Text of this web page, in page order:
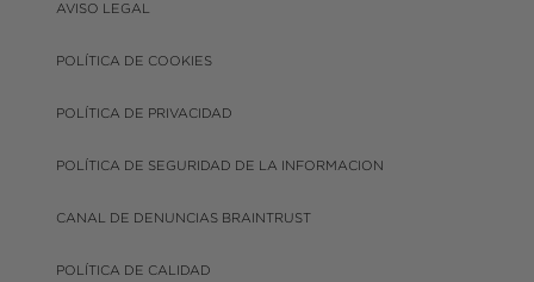
AVISO LEGAL
POLÍTICA DE COOKIES
POLÍTICA DE PRIVACIDAD
POLÍTICA DE SEGURIDAD DE LA INFORMACION
CANAL DE DENUNCIAS BRAINTRUST
POLÍTICA DE CALIDAD